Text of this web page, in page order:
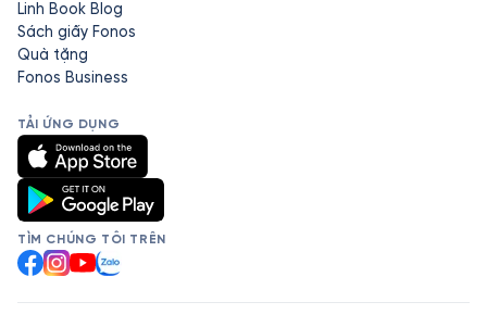
Linh Book Blog
Sách giấy Fonos
Quà tặng
Fonos Business
TẢI ỨNG DỤNG
TÌM CHÚNG TÔI TRÊN
Facebook
Instagram
YouTube
Zalo